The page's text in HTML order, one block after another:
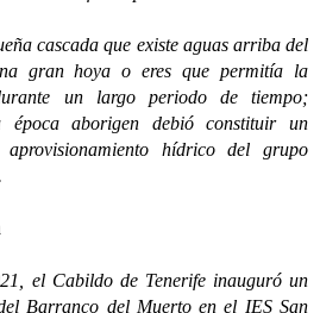
cascada que existe aguas arriba del
gran hoya o eres que permitía la
un largo periodo de tiempo;
época aborigen debió constituir un
hídrico del grupo
de Tenerife inauguró un
Barranco del Muerto en el IES San